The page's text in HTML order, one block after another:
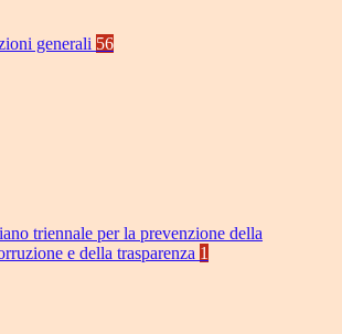
generali 56
triennale per la prevenzione della
e della trasparenza 1